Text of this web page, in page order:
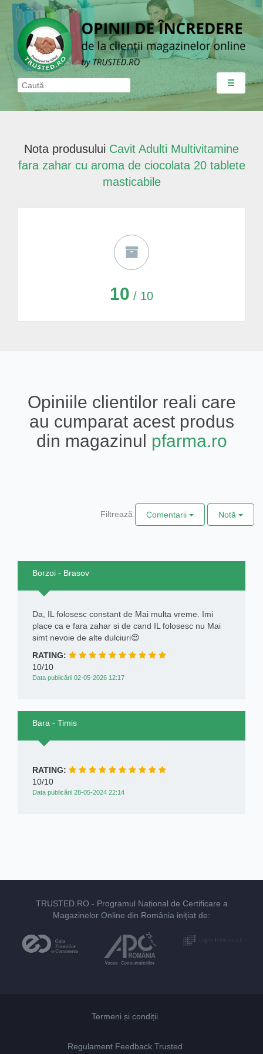
☰
Nota produsului Cavit Adulti Multivitamine
fara zahar cu aroma de ciocolata 20 tablete
masticabile
10 / 10
Opiniile clientilor reali care
au cumparat acest produs
din magazinul pfarma.ro
Filtrează Comentarii Notă
Borzoi - Brasov
Da, IL folosesc constant de Mai multa vreme. Imi
place ca e fara zahar si de cand IL folosesc nu Mai
simt nevoie de alte dulciuri😍
RATING:
10/10
Data publicării 02-05-2026 12:17
Bara - Timis
RATING:
10/10
Data publicării 28-05-2024 22:14
TRUSTED.RO - Programul Național de Certificare a
Magazinelor Online din România inițiat de:
Termeni și condiții
Regulament Feedback Trusted